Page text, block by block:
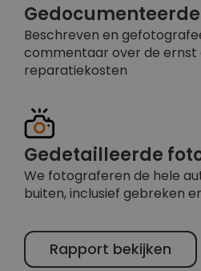
Beschreven en
commentaar over de ernst
reparatiekosten
Gedetailleerde
We fotograferen de hele
buiten, inclusief gebreken
Rapport bekijken